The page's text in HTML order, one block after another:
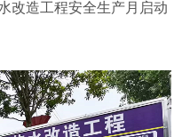
改造工程安全生产月启动